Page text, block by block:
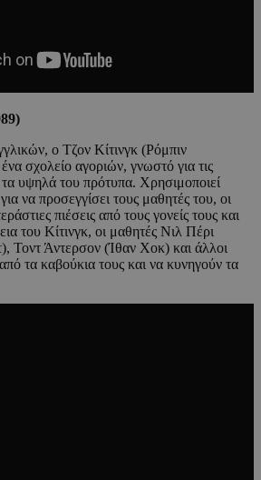
ο Τζον Κίτινγκ (Ρόμπιν
σχολείο αγοριών, γνωστό για τις
τα υψηλά του πρότυπα. Χρησιμοποιεί
να προσεγγίσει τους μαθητές του, οι
πιέσεις από τους γονείς τους και
του Κίτινγκ, οι μαθητές Νιλ Πέρι
Τοντ Άντερσον (Ίθαν Χοκ) και άλλοι
τα καβούκια τους και να κυνηγούν τα